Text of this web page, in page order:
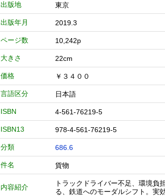
出版地 東京
出版年月 2019.3
ページ数 10,242p
大きさ 22cm
価格 ￥３４００
言語区分 日本語
ISBN 4-561-76219-5
ISBN13 978-4-561-76219-5
分類 686.6
件名 貨物
内容紹介
トラックドライバー不足、環境
る、鉄道へのモーダルシフト。実